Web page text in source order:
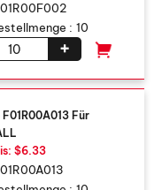
: 10
+
Für
$6.33